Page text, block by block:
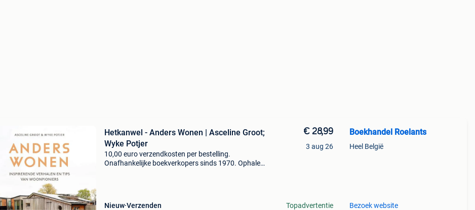
Hetkanwel - Anders Wonen | Asceline Groot;
Wyke Potjer
10,00 euro verzendkosten per bestelling.
Onafhankelijke boekverkopers sinds 1970. Ophalen
Nieuw Verzenden
€ 28,99
3 aug 26
Topadvertentie
Boekhandel Roelants
Heel België
Bezoek website